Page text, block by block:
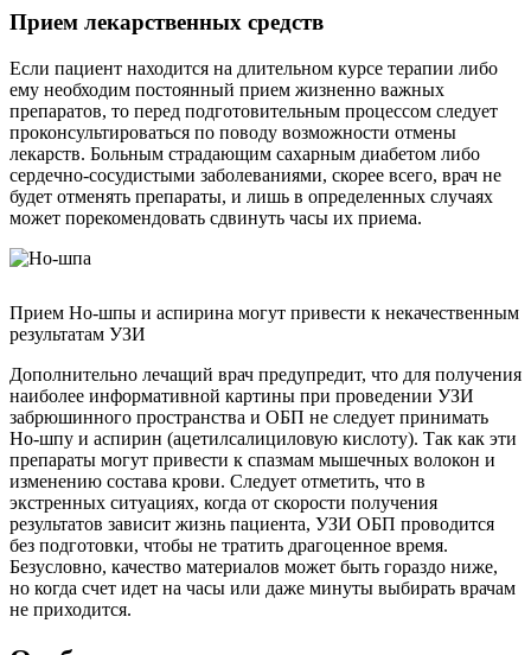
Прием лекарственных средств
Если пациент находится на длительном курсе терапии либо
ему необходим постоянный прием жизненно важных
препаратов, то перед подготовительным процессом следует
проконсультироваться по поводу возможности отмены
лекарств. Больным страдающим сахарным диабетом либо
сердечно-сосудистыми заболеваниями, скорее всего, врач не
будет отменять препараты, и лишь в определенных случаях
может порекомендовать сдвинуть часы их приема.
Прием Но-шпы и аспирина могут привести к некачественным
результатам УЗИ
Дополнительно лечащий врач предупредит, что для получения
наиболее информативной картины при проведении УЗИ
забрюшинного пространства и ОБП не следует принимать
Но-шпу и аспирин (ацетилсалициловую кислоту). Так как эти
препараты могут привести к спазмам мышечных волокон и
изменению состава крови. Следует отметить, что в
экстренных ситуациях, когда от скорости получения
результатов зависит жизнь пациента, УЗИ ОБП проводится
без подготовки, чтобы не тратить драгоценное время.
Безусловно, качество материалов может быть гораздо ниже,
но когда счет идет на часы или даже минуты выбирать врачам
не приходится.